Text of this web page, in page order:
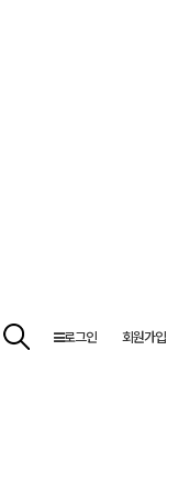
로그인 회원가입